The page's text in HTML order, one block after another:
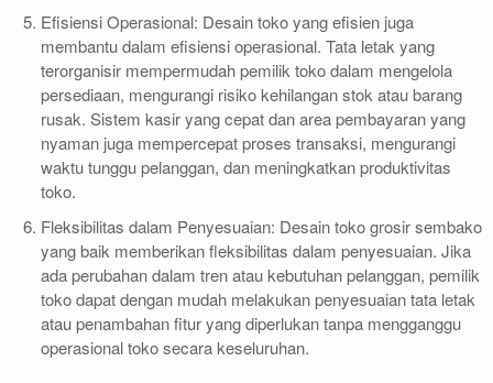
Efisiensi Operasional: Desain toko yang efisien juga
membantu dalam efisiensi operasional. Tata letak yang
terorganisir mempermudah pemilik toko dalam mengelola
persediaan, mengurangi risiko kehilangan stok atau barang
rusak. Sistem kasir yang cepat dan area pembayaran yang
nyaman juga mempercepat proses transaksi, mengurangi
waktu tunggu pelanggan, dan meningkatkan produktivitas
toko.
Fleksibilitas dalam Penyesuaian: Desain toko grosir sembako
yang baik memberikan fleksibilitas dalam penyesuaian. Jika
ada perubahan dalam tren atau kebutuhan pelanggan, pemilik
toko dapat dengan mudah melakukan penyesuaian tata letak
atau penambahan fitur yang diperlukan tanpa mengganggu
operasional toko secara keseluruhan.